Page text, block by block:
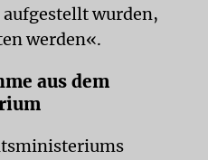
wurden,
werden«.
aus dem